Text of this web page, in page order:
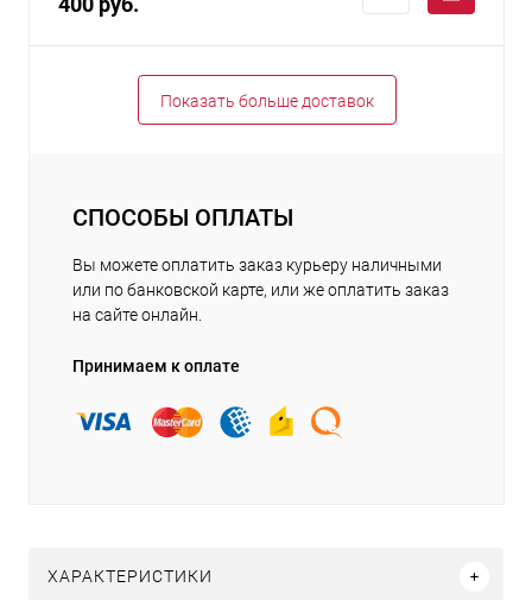
Показать больше доставок
СПОСОБЫ ОПЛАТЫ
Вы можете оплатить заказ курьеру наличными
или по банковской карте, или же оплатить заказ
на сайте онлайн.
Принимаем к оплате
ХАРАКТЕРИСТИКИ